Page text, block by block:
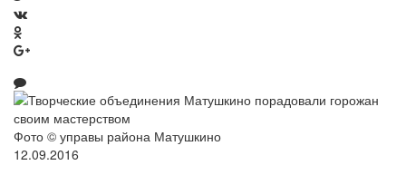
Фото © управы района Матушкино
12.09.2016